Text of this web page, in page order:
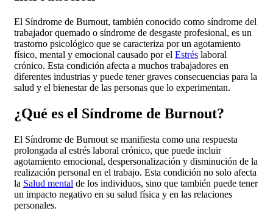
El Síndrome de Burnout, también conocido como síndrome del
trabajador quemado o síndrome de desgaste profesional, es un
trastorno psicológico que se caracteriza por un agotamiento
físico, mental y emocional causado por el Estrés laboral
crónico. Esta condición afecta a muchos trabajadores en
diferentes industrias y puede tener graves consecuencias para la
salud y el bienestar de las personas que lo experimentan.
¿Qué es el Síndrome de Burnout?
El Síndrome de Burnout se manifiesta como una respuesta
prolongada al estrés laboral crónico, que puede incluir
agotamiento emocional, despersonalización y disminución de la
realización personal en el trabajo. Esta condición no solo afecta
la Salud mental de los individuos, sino que también puede tener
un impacto negativo en su salud física y en las relaciones
personales.